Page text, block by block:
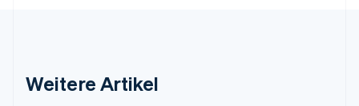
Weitere Artikel
Indien